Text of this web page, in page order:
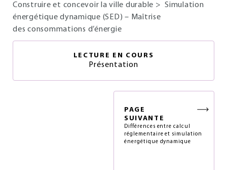
Construire et concevoir la ville durable > Simulation
énergétique dynamique (SED) – Maîtrise
des consommations d’énergie
LECTURE EN COURS
Présentation
PAGE
SUIVANTE
Différences entre calcul
réglementaire et simulation
énergétique dynamique